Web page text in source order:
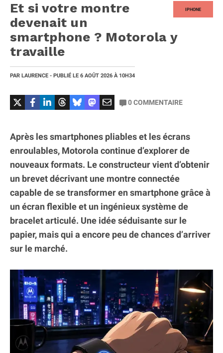
IPHONE
Et si votre montre
devenait un
smartphone ? Motorola y
travaille
PAR LAURENCE - PUBLIÉ LE 6 AOÛT 2026 À 10H34
0COMMENTAIRE
Après les smartphones pliables et les écrans
enroulables, Motorola continue d’explorer de
nouveaux formats. Le constructeur vient d’obtenir
un brevet décrivant une montre connectée
capable de se transformer en smartphone grâce à
un écran flexible et un ingénieux système de
bracelet articulé. Une idée séduisante sur le
papier, mais qui a encore peu de chances d’arriver
sur le marché.